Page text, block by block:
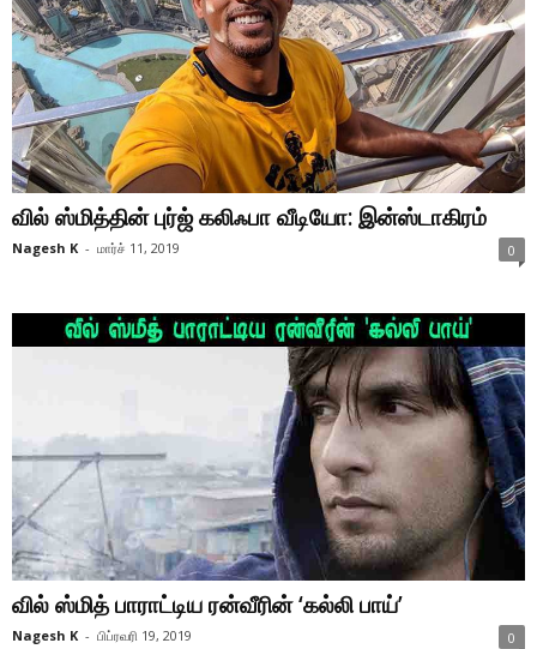
வில் ஸ்மித்தின் புர்ஜ் கலிஃபா வீடியோ: இன்ஸ்டாகிரம்
Nagesh K - மார்ச் 11, 2019 0
வில் ஸ்மித் பாராட்டிய ரன்வீரின் ‘கல்லி பாய்’
Nagesh K - பிப்ரவரி 19, 2019 0